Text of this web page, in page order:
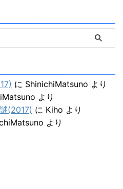
に ShinichiMatsuno より
より
(2017) に Kiho より
より